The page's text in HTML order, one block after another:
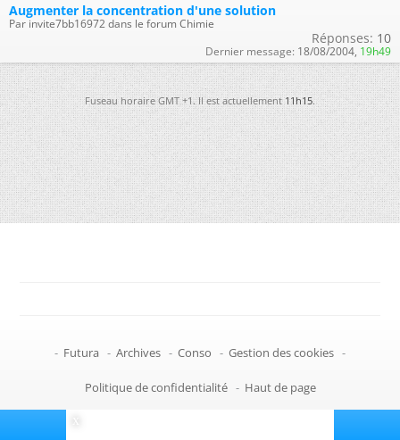
Augmenter la concentration d'une solution
Par invite7bb16972 dans le forum Chimie
Réponses: 10
Dernier message: 18/08/2004, 19h49
Fuseau horaire GMT +1. Il est actuellement11h15.
- Futura - Archives - Conso - Gestion des cookies -
Politique de confidentialité - Haut de page